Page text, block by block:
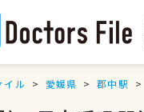
イル 愛媛県 郡中駅